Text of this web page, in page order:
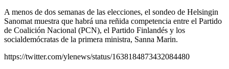
A menos de dos semanas de las elecciones, el sondeo de Helsingin
Sanomat muestra que habrá una reñida competencia entre el Partido
de Coalición Nacional (PCN), el Partido Finlandés y los
socialdemócratas de la primera ministra, Sanna Marin.
https://twitter.com/ylenews/status/1638184873432084480